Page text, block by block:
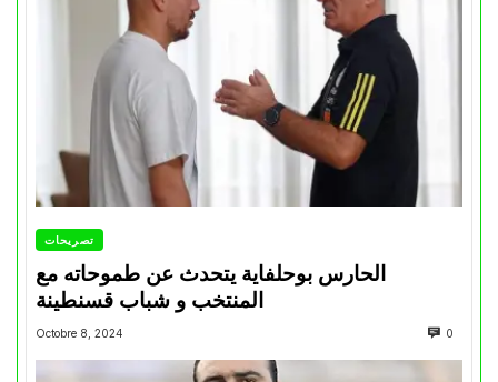
تصريحات
الحارس بوحلفاية يتحدث عن طموحاته مع
المنتخب و شباب قسنطينة
Octobre 8, 2024 0